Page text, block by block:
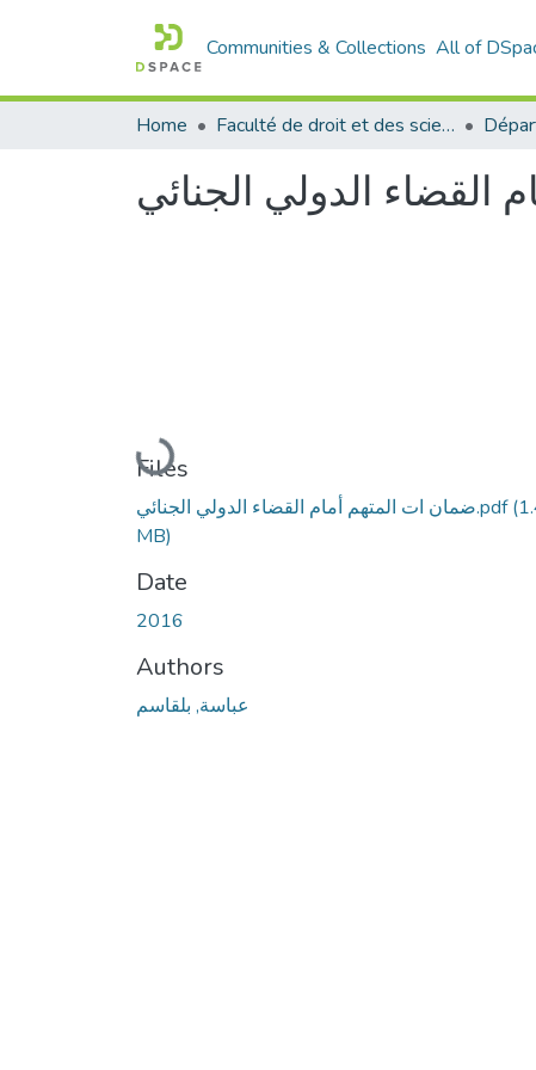
Communities & Collections All of
Home Faculté de droit et des sciences politiques
القضاء الدولي الجنائي
Loading...
Files
ضمان ات المتهم أمام القضاء الدولي الجنائي.pdf
MB)
Date
2016
Authors
عباسة, بلقاسم